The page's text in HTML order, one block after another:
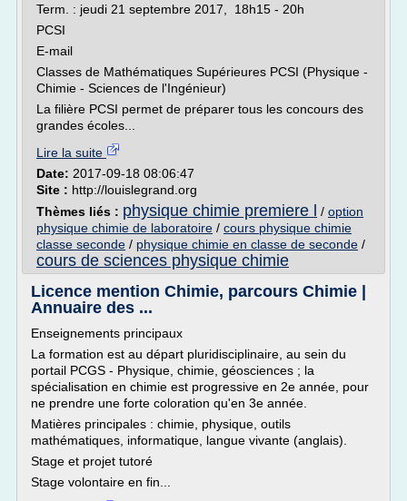
Term. : jeudi 21 septembre 2017, 18h15 - 20h
PCSI
E-mail
Classes de Mathématiques Supérieures PCSI (Physique -
Chimie - Sciences de l'Ingénieur)
La filière PCSI permet de préparer tous les concours des
grandes écoles...
Lire la suite
Date: 2017-09-18 08:06:47
Site : http://louislegrand.org
Thèmes liés : physique chimie premiere l / option
physique chimie de laboratoire / cours physique chimie
classe seconde / physique chimie en classe de seconde /
cours de sciences physique chimie
Licence mention Chimie, parcours Chimie |
Annuaire des ...
Enseignements principaux
La formation est au départ pluridisciplinaire, au sein du
portail PCGS - Physique, chimie, géosciences ; la
spécialisation en chimie est progressive en 2e année, pour
ne prendre une forte coloration qu'en 3e année.
Matières principales : chimie, physique, outils
mathématiques, informatique, langue vivante (anglais).
Stage et projet tutoré
Stage volontaire en fin...